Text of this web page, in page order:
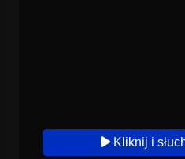
Kliknij i